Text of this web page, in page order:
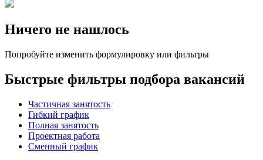
Ничего не нашлось
Попробуйте изменить формулировку или фильтры
Быстрые фильтры подбора вакансий
Частичная занятость
Гибкий график
Полная занятость
Проектная работа
Сменный график